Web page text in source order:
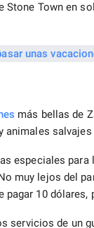
Stone Town en
más bellas de
animales
especiales
muy lejos del
pagar 10
servicios de un